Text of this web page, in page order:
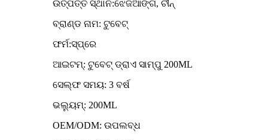
ଉତ୍ପତ୍ତି ସ୍ଥାନ:ଝେଜିଆଙ୍ଗ, ଚୀନ୍
ବ୍ରାଣ୍ଡ ନାମ: ଟୁବେଟ୍
ଫର୍ମ:ସ୍ପ୍ରେ
ଆଇଟମ୍: ଟୁବେଟ୍ ଡ୍ରାଏ ସାମ୍ପୁ 200ML
ସେଲ୍ଫ ସମୟ: 3 ବର୍ଷ
ଭଲ୍ୟୁମ୍: 200ML
OEM/ODM: ଉପଲବ୍ଧ